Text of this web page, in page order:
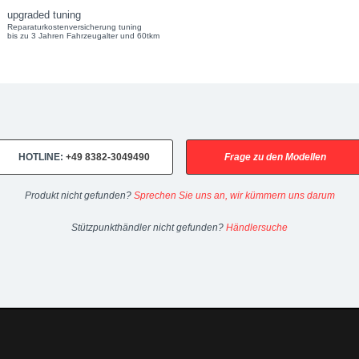
upgraded tuning
Reparaturkostenversicherung tuning
bis zu 3 Jahren Fahrzeugalter und 60tkm
HOTLINE: +49 8382-3049490 Frage zu den Modellen
Produkt nicht gefunden? Sprechen Sie uns an, wir kümmern uns darum
Stützpunkthändler nicht gefunden? Händlersuche